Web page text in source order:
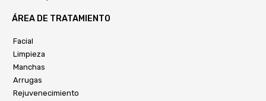
ÁREA DE TRATAMIENTO
Facial
Limpieza
Manchas
Arrugas
Rejuvenecimiento